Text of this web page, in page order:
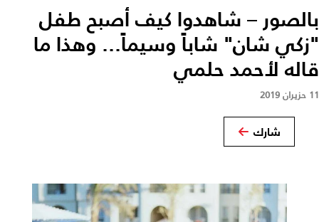
بالصور – شاهدوا كيف أصبح طفل
"زكي شان" شاباً وسيماً... وهذا ما
قاله لأحمد حلمي
11 حزيران 2019
شارك